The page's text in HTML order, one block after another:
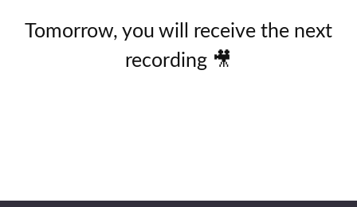
Tomorrow, you will receive the next
recording 🎥